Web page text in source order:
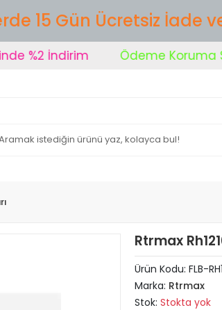
15 Gün Ücretsiz İade
%2 İndirim Ödeme Koruma
Rtrmax
Ürün Kodu: FLB-
Marka: Rtrmax
Stok: Stokta yok